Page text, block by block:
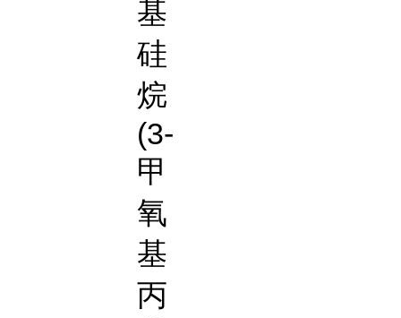
基
硅
烷
(3-
甲
氧
基
丙